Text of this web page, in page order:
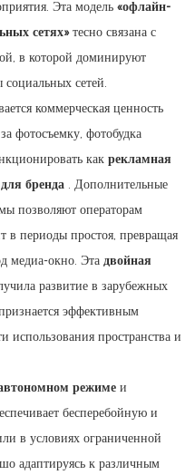
Эта модель «офлайн-
сетях»тесно связана с
в которой доминируют
сетей.
коммерческая ценность
фотосъемку, фотобудка
как рекламная
бренда . Дополнительные
позволяют операторам
в периоды простоя, превращая
медиа-окно. Эта двойная
развитие в зарубежных
эффективным
пространства и
режиме и
бесперебойную и
в условиях ограниченной
адаптируясь к различным